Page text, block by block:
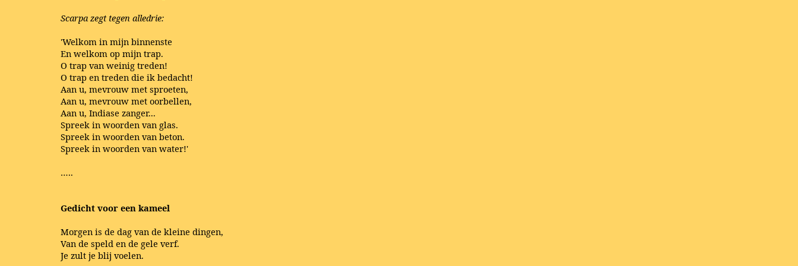
Scarpa zegt tegen alledrie:
'Welkom in mijn binnenste
En welkom op mijn trap.
O trap van weinig treden!
O trap en treden die ik bedacht!
Aan u, mevrouw met sproeten,
Aan u, mevrouw met oorbellen,
Aan u, Indiase zanger...
Spreek in woorden van glas.
Spreek in woorden van beton.
Spreek in woorden van water!'
…..
Gedicht voor een kameel
Morgen is de dag van de kleine dingen,
Van de speld en de gele verf.
Je zult je blij voelen.